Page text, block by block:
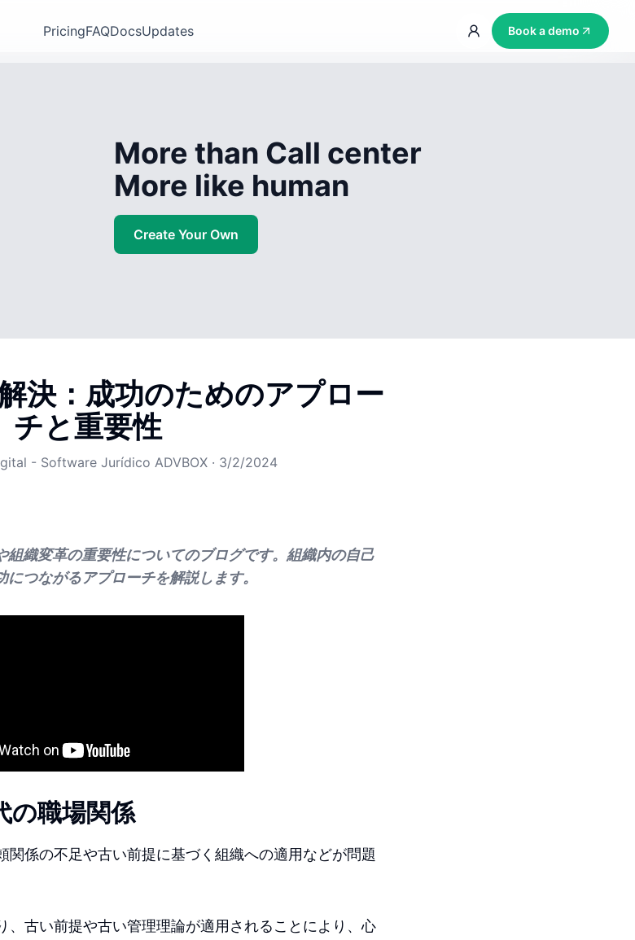
PricingFAQDocsUpdates Book a demo
More than Call center
More like human
Create Your Own
決：成功のためのアプロー
チと重要性
- Software Jurídico ADVBOX · 3/2/2024
組織変革の重要性についてのブログです。組織内の自己
つながるアプローチを解説します。
の職場関係
関係の不足や古い前提に基づく組織への適用などが問題
、古い前提や古い管理理論が適用されることにより、心